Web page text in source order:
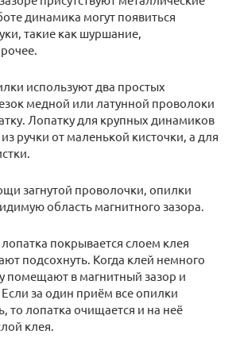
динамика могут появиться
такие как шуршание,
используют два простых
медной или латунной проволоки
Лопатку для крупных динамиков
ручки от маленькой кисточки, а для
загнутой проволочки, опилки
область магнитного зазора.
покрывается слоем клея
подсохнуть. Когда клей немного
помещают в магнитный зазор и
за один приём все опилки
то лопатка очищается и на неё
клея.